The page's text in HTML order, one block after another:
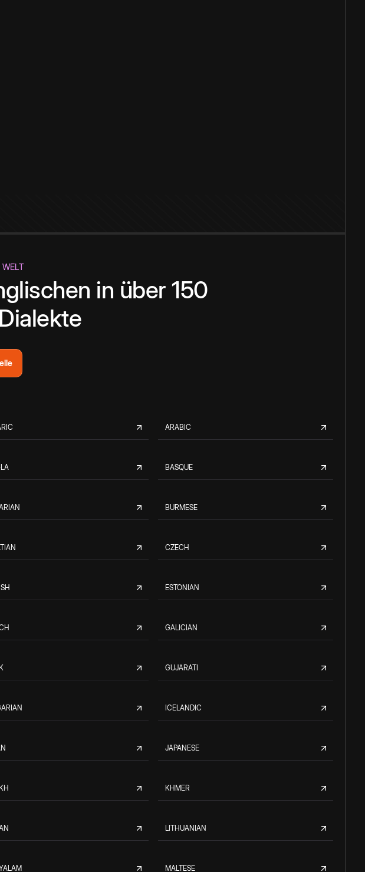
WELT
in über 150
ARABIC
BASQUE
BURMESE
CZECH
ESTONIAN
GALICIAN
GUJARATI
ICELANDIC
JAPANESE
KHMER
LITHUANIAN
MALTESE